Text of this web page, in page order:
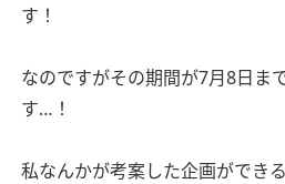
す！
なのですがその期間が7月8日ま
す…！
私なんかが考案した企画ができ